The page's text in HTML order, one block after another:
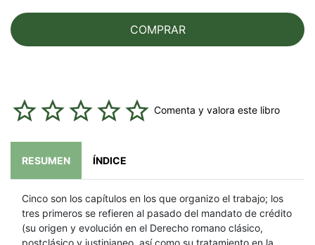
COMPRAR
Comenta y valora este libro
RESUMEN ÍNDICE
Cinco son los capítulos en los que organizo el trabajo; los
tres primeros se refieren al pasado del mandato de crédito
(su origen y evolución en el Derecho romano clásico,
postclásico y justinianeo, así como su tratamiento en la